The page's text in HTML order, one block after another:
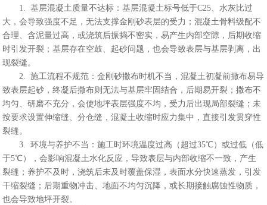
1. 基层混凝土质量不达标：基层混凝土标号低于C25、水灰比过
大，会导致强度不足，无法支撑金刚砂表层的受力；混凝土骨料级配不
合理、含泥量过高，或浇筑后振捣不密实，易产生内部空隙，后期收缩
时引发开裂；基层存在空鼓、起砂问题，也会导致表层与基层剥离，出
现裂缝。
2. 施工流程不规范：金刚砂撒布时机不当，混凝土初凝前撒布易导
致表层起砂，终凝后撒布则无法与基层牢固结合，后期易开裂；撒布不
均匀、研磨不充分，会使地坪表层强度不均，受力后出现局部裂缝；未
按要求设置伸缩缝、分仓缝，混凝土收缩时应力集中，直接引发贯穿性
裂缝。
3. 环境与养护不当：施工时环境温度过高（超过35℃）或过低（低
于5℃），会影响混凝土水化反应，导致表层与内部收缩不一致，产生
裂缝；养护不及时，浇筑后未及时覆盖保湿，表面水分快速蒸发，引发
干缩裂缝；后期重物冲击、地面不均匀沉降，或长期接触腐蚀性物质，
也会导致地坪开裂。